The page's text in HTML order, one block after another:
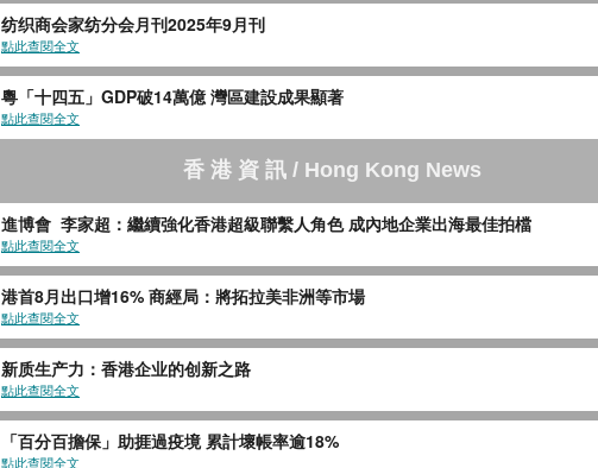
纺织商会家纺分会月刊2025年9月刊
點此查閱全文
粵「十四五」GDP破14萬億 灣區建設成果顯著
點此查閱全文
香 港 資 訊 / Hong Kong News
進博會 李家超：繼續強化香港超級聯繫人角色 成內地企業出海最佳拍檔
點此查閱全文
港首8月出口增16% 商經局：將拓拉美非洲等市場
點此查閱全文
新质生产力：香港企业的创新之路
點此查閱全文
「百分百擔保」助捱過疫境 累計壞帳率逾18%
點此查閱全文